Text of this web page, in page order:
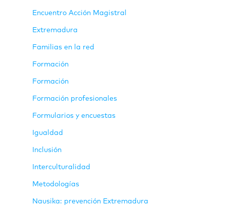
Encuentro Acción Magistral
Extremadura
Familias en la red
Formación
Formación
Formación profesionales
Formularios y encuestas
Igualdad
Inclusión
Interculturalidad
Metodologías
Nausika: prevención Extremadura